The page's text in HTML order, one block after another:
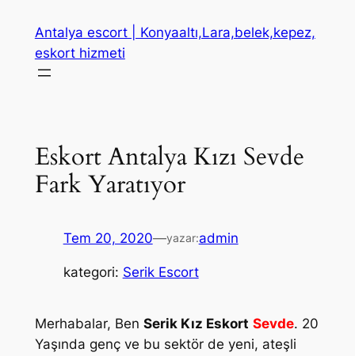
Antalya escort | Konyaaltı,Lara,belek,kepez,
eskort hizmeti
Eskort Antalya Kızı Sevde
Fark Yaratıyor
Tem 20, 2020—yazar:admin
kategori: Serik Escort
Merhabalar, Ben Serik Kız Eskort Sevde. 20
Yaşında genç ve bu sektör de yeni, ateşli